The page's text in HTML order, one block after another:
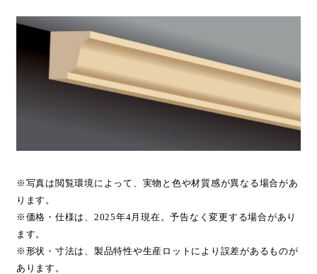
※写真は閲覧環境によって、実物と色や材質感が異なる場合があ
ります。
※価格・仕様は、2025年4月現在。予告なく変更する場合があり
ます。
※形状・寸法は、製品特性や生産ロットにより誤差があるものが
あります。